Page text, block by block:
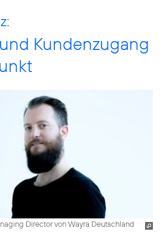
Kundenzugang
Director von Wayra Deutschland